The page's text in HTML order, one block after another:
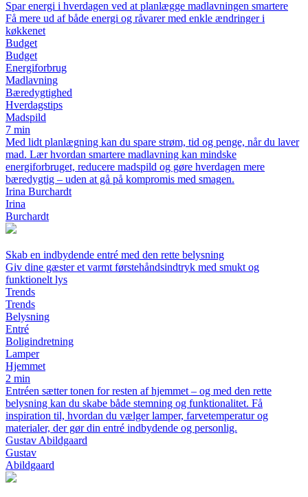
Spar energi i hverdagen ved at planlægge madlavningen smartere
Få mere ud af både energi og råvarer med enkle ændringer i
køkkenet
Budget
Budget
Energiforbrug
Madlavning
Bæredygtighed
Hverdagstips
Madspild
7 min
Med lidt planlægning kan du spare strøm, tid og penge, når du laver
mad. Lær hvordan smartere madlavning kan mindske
energiforbruget, reducere madspild og gøre hverdagen mere
bæredygtig – uden at gå på kompromis med smagen.
Irina Burchardt
Irina
Burchardt
Skab en indbydende entré med den rette belysning
Giv dine gæster et varmt førstehåndsindtryk med smukt og
funktionelt lys
Trends
Trends
Belysning
Entré
Boligindretning
Lamper
Hjemmet
2 min
Entréen sætter tonen for resten af hjemmet – og med den rette
belysning kan du skabe både stemning og funktionalitet. Få
inspiration til, hvordan du vælger lamper, farvetemperatur og
materialer, der gør din entré indbydende og personlig.
Gustav Abildgaard
Gustav
Abildgaard